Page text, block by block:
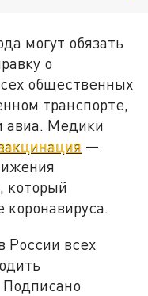
могут обязать
о
общественных
транспорте,
авиа. Медики
—
который
коронавируса.
России всех
Подписано